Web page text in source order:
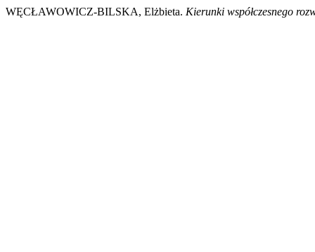
WĘCŁAWOWICZ-BILSKA, Elżbieta. Kierunki współczesnego